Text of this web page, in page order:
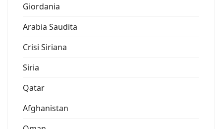
Giordania
Arabia Saudita
Crisi Siriana
Siria
Qatar
Afghanistan